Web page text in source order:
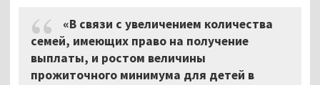
«В связи с увеличением количества
семей, имеющих право на получение
выплаты, и ростом величины
прожиточного минимума для детей в